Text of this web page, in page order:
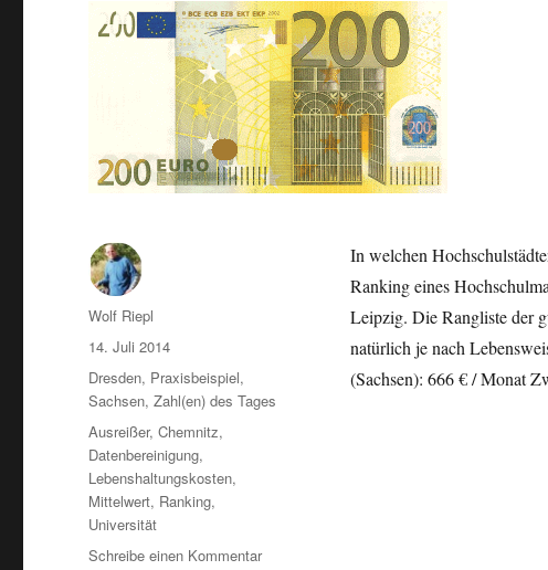
In welchen
Ranking eines
Leipzig. Die Rangliste der
natürlich je nach
(Sachsen): 666 € / Monat
Autor
Wolf Riepl
Veröffentlicht
am
14. Juli 2014
Kategorien
Dresden, Praxisbeispiel,
Sachsen,Zahl(en) des Tages
Schlagwörter
Ausreißer,Chemnitz,
Datenbereinigung,
Lebenshaltungskosten,
Mittelwert, Ranking,
Universität
Schreibe einen Kommentarzu